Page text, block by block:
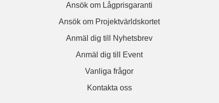
Ansök om Lågprisgaranti
Ansök om Projektvärldskortet
Anmäl dig till Nyhetsbrev
Anmäl dig till Event
Vanliga frågor
Kontakta oss